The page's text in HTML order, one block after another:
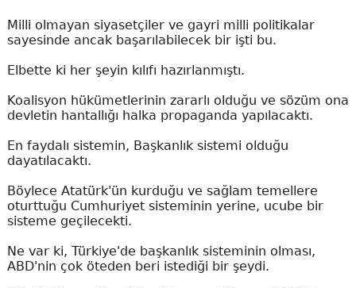
Milli olmayan siyasetçiler ve gayri milli politikalar
sayesinde ancak başarılabilecek bir işti bu.
Elbette ki her şeyin kılıfı hazırlanmıştı.
Koalisyon hükümetlerinin zararlı olduğu ve sözüm ona
devletin hantallığı halka propaganda yapılacaktı.
En faydalı sistemin, Başkanlık sistemi olduğu
dayatılacaktı.
Böylece Atatürk'ün kurduğu ve sağlam temellere
oturttuğu Cumhuriyet sisteminin yerine, ucube bir
sisteme geçilecekti.
Ne var ki, Türkiye'de başkanlık sisteminin olması,
ABD'nin çok öteden beri istediği bir şeydi.